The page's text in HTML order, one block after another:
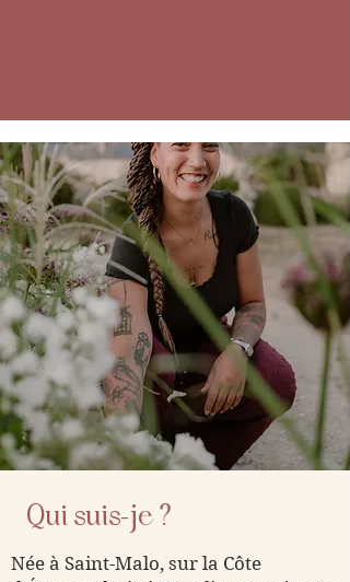
Qui suis-je ?
Née à Saint-Malo, sur la Côte